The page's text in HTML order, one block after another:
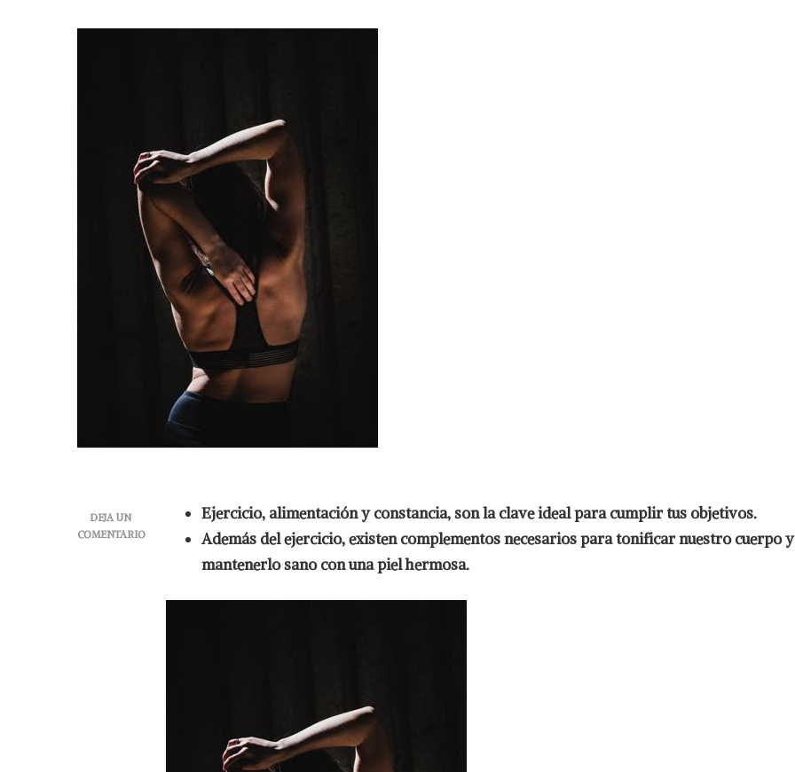
DEJA UN
COMENTARIO
Ejercicio, alimentación y constancia, son la clave ideal para cumplir tus objetivos.
Además del ejercicio, existen complementos necesarios para tonificar nuestro cuerpo y
mantenerlo sano con una piel hermosa.